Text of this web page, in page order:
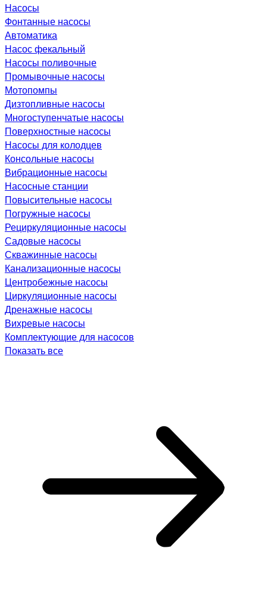
Насосы
Фонтанные насосы
Автоматика
Насос фекальный
Насосы поливочные
Промывочные насосы
Мотопомпы
Дизтопливные насосы
Многоступенчатые насосы
Поверхностные насосы
Насосы для колодцев
Консольные насосы
Вибрационные насосы
Насосные станции
Повысительные насосы
Погружные насосы
Рециркуляционные насосы
Садовые насосы
Скважинные насосы
Канализационные насосы
Центробежные насосы
Циркуляционные насосы
Дренажные насосы
Вихревые насосы
Комплектующие для насосов
Показать все